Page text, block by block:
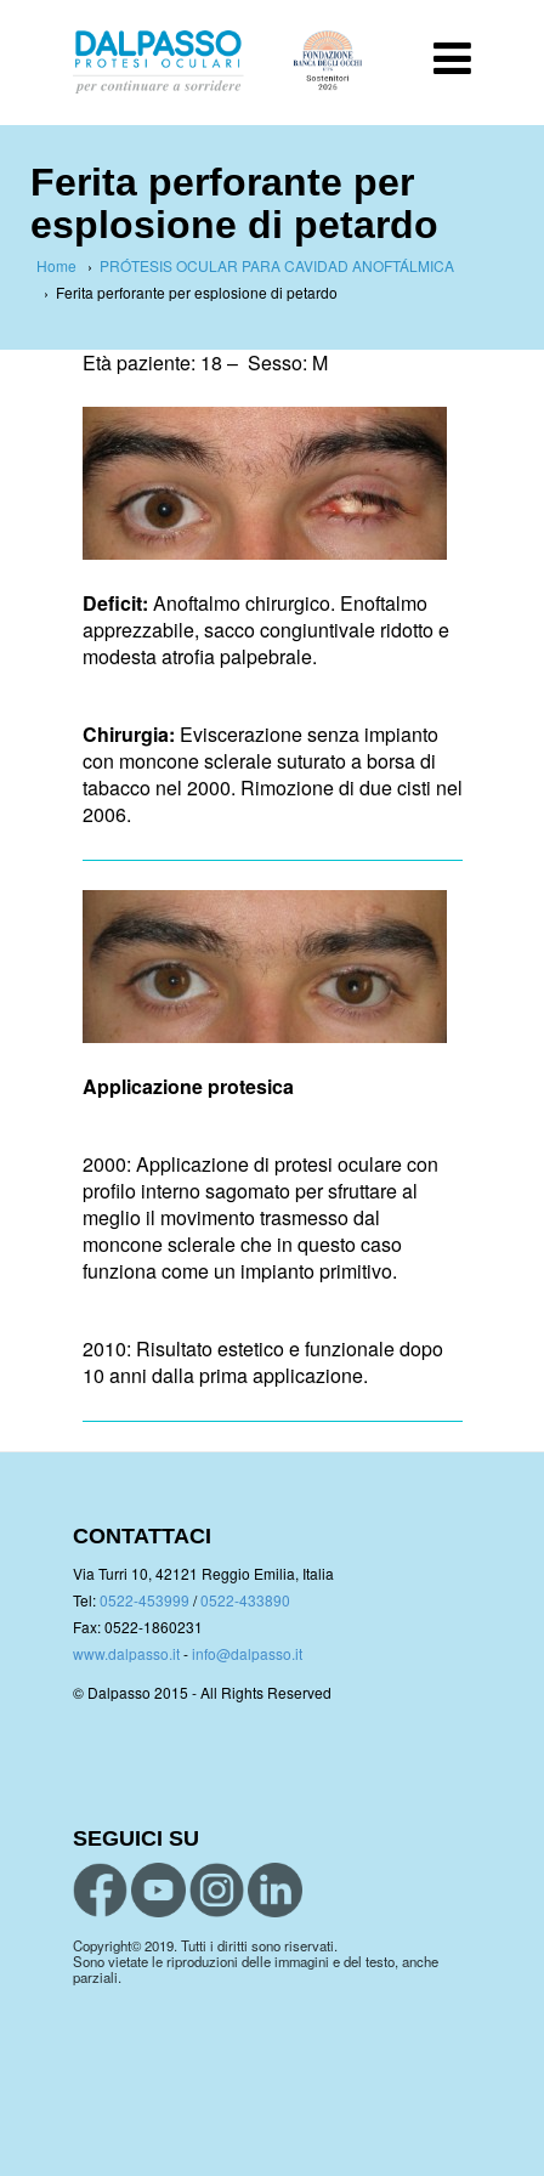
Ferita perforante per
esplosione di petardo
Home › PRÓTESIS OCULAR PARA CAVIDAD ANOFTÁLMICA
› Ferita perforante per esplosione di petardo
Età paziente: 18 – Sesso: M
Deficit: Anoftalmo chirurgico. Enoftalmo
apprezzabile, sacco congiuntivale ridotto e
modesta atrofia palpebrale.
Chirurgia: Eviscerazione senza impianto
con moncone sclerale suturato a borsa di
tabacco nel 2000. Rimozione di due cisti nel
2006.
Applicazione protesica
2000: Applicazione di protesi oculare con
profilo interno sagomato per sfruttare al
meglio il movimento trasmesso dal
moncone sclerale che in questo caso
funziona come un impianto primitivo.
2010: Risultato estetico e funzionale dopo
10 anni dalla prima applicazione.
CONTATTACI
Via Turri 10, 42121 Reggio Emilia, Italia
Tel:0522-453999 /0522-433890
Fax: 0522-1860231
www.dalpasso.it-info@dalpasso.it
© Dalpasso 2015 - All Rights Reserved
SEGUICI SU
Copyright© 2019. Tutti i diritti sono riservati.
Sono vietate le riproduzioni delle immagini e del testo, anche
parziali.